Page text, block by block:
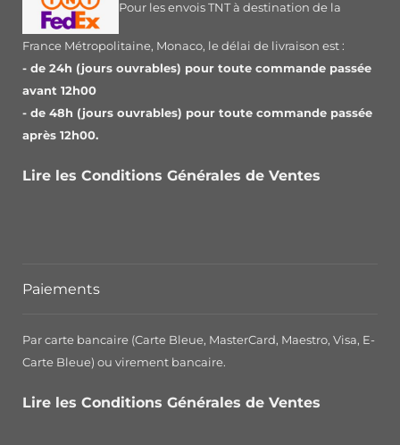
Pour les envois TNT à destination de la
France Métropolitaine, Monaco, le délai de livraison est :
- de 24h (jours ouvrables) pour toute commande passée
avant 12h00
- de 48h (jours ouvrables) pour toute commande passée
après 12h00.
Lire les Conditions Générales de Ventes
Paiements
Par carte bancaire (Carte Bleue, MasterCard, Maestro, Visa, E-
Carte Bleue) ou virement bancaire.
Lire les Conditions Générales de Ventes